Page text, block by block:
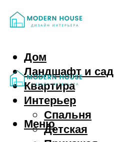
Дом
Ландшафт и сад
Квартира
Интерьер
Спальня
Детская
Меню